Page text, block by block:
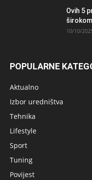
Ovih 5
10/10/
POPULARNE
Aktualno
Izbor uredništva
Tehnika
Lifestyle
Sport
Tuning
Povijest